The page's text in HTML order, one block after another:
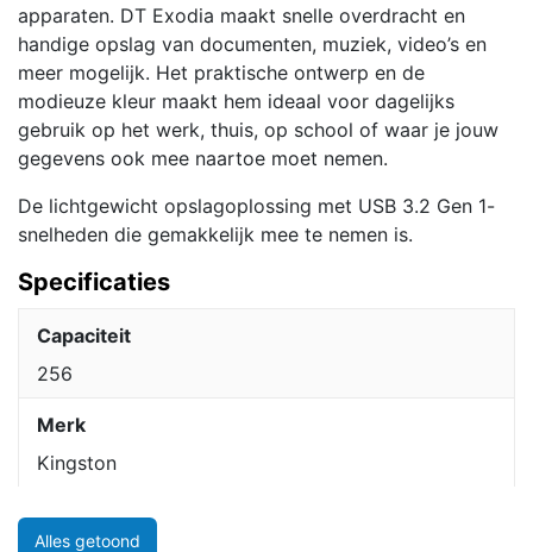
apparaten. DT Exodia maakt snelle overdracht en
handige opslag van documenten, muziek, video’s en
meer mogelijk. Het praktische ontwerp en de
modieuze kleur maakt hem ideaal voor dagelijks
gebruik op het werk, thuis, op school of waar je jouw
gegevens ook mee naartoe moet nemen.
De lichtgewicht opslagoplossing met USB 3.2 Gen 1-
snelheden die gemakkelijk mee te nemen is.
Specificaties
Capaciteit
256
Merk
Kingston
Alles getoond